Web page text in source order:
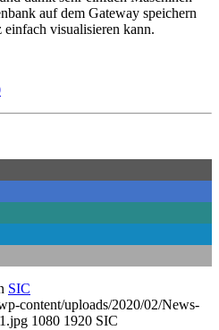
auf dem Gateway speichern
visualisieren kann.
SIC
content/uploads/2020/02/News-
1080 1920 SIC